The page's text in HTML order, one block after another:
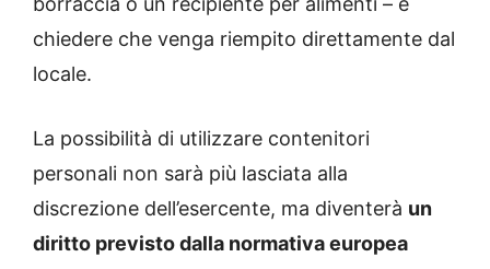
chiedere che venga riempito direttamente dal
locale.
La possibilità di utilizzare contenitori
personali non sarà più lasciata alla
discrezione dell’esercente, ma diventerà un
diritto previsto dalla normativa europea